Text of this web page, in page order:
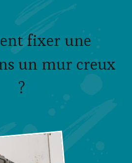
fixer une
un mur creux
?